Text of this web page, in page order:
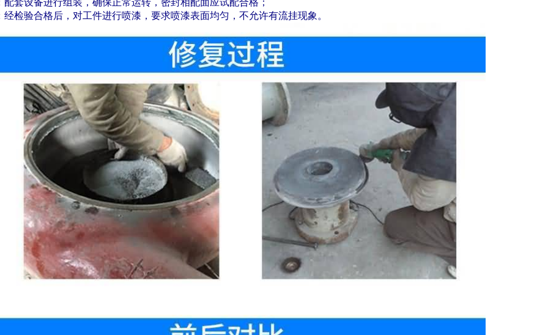
配套设备进行组装，确保正常运转，密封相配面应试配合格；
经检验合格后，对工件进行喷漆，要求喷漆表面均匀，不允许有流挂现象。